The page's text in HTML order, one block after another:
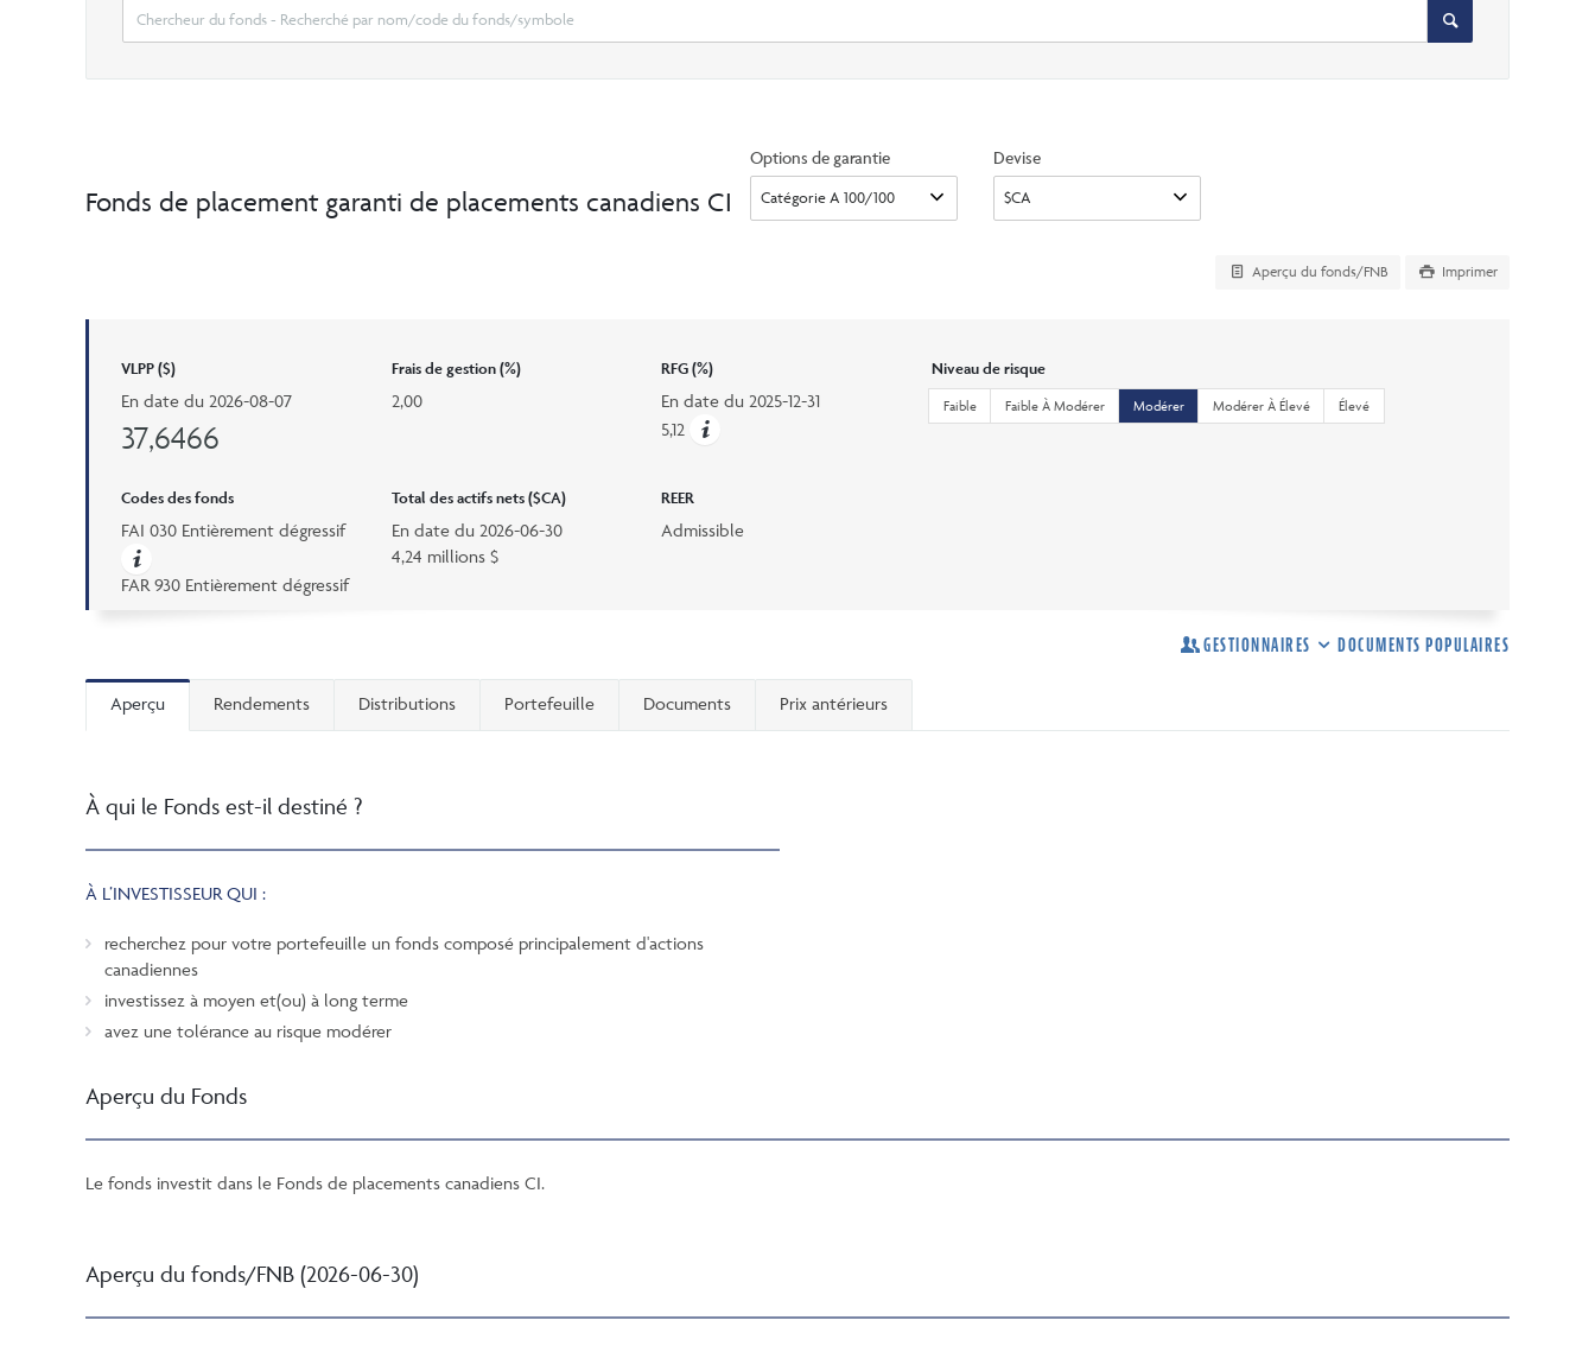
option
Fonds de placement garanti de placements canadiens CI
Options de garantie Devise
Aperçu du fonds/FNB Imprimer
VLPP ($)
En date du 2026-08-07
37,6466
Frais de gestion (%)
2,00
RFG (%)
En date du 2025-12-31
5,12
Niveau de risque
Faible Faible À Modérer Modérer Modérer À Élevé Élevé
Codes des fonds
FAI 030 Entièrement dégressif
FAR 930 Entièrement dégressif
Total des actifs nets ($CA)
En date du 2026-06-30
4,24 millions $
REER
Admissible
GESTIONNAIRES DOCUMENTS POPULAIRES
Aperçu Rendements Distributions Portefeuille Documents Prix antérieurs
À qui le Fonds est-il destiné ?
À L’INVESTISSEUR QUI :
recherchez pour votre portefeuille un fonds composé principalement d'actions
canadiennes
investissez à moyen et(ou) à long terme
avez une tolérance au risque modérer
Aperçu du Fonds
Le fonds investit dans le Fonds de placements canadiens CI.
Aperçu du fonds/FNB (2026-06-30)